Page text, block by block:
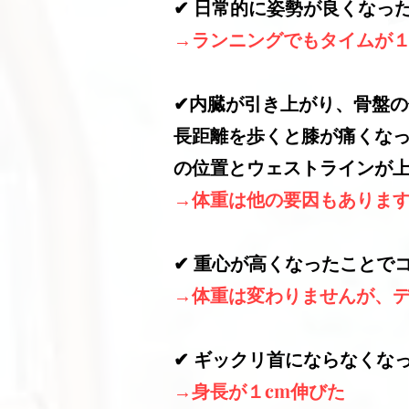
✔︎ 日常的に姿勢が良くなっ
→ランニングでもタイムが
✔︎内臓が引き上がり、骨盤
長距離を歩くと膝が痛くな
の位置とウェストラインが
→体重は他の要因もありま
✔︎ 重心が高くなったことで
→体重は変わりませんが、
✔︎ ギックリ首にならなくな
→身長が１cm伸びた